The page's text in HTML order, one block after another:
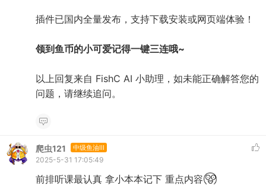
插件已国内全量发布，支持下载安装或网页端体验！
领到鱼币的小可爱记得一键三连哦~
以上回复来自 FishC AI 小助理，如未能正确解答您的
问题，请继续追问。
爬虫121 中级鱼油III
2025-5-31 17:05:49
前排听课最认真 拿小本本记下 重点内容